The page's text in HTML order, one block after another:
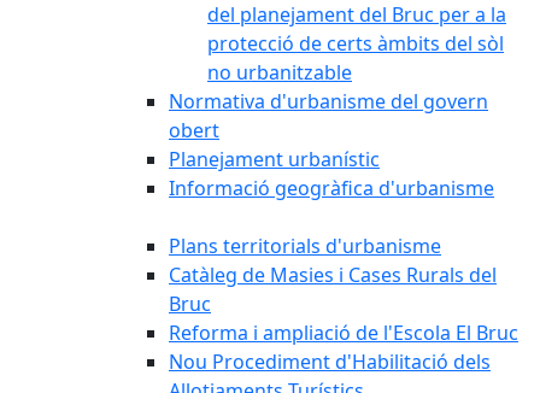
del planejament del Bruc per a la
protecció de certs àmbits del sòl
no urbanitzable
Normativa d'urbanisme del govern
obert
Planejament urbanístic
Informació geogràfica d'urbanisme
Plans territorials d'urbanisme
Catàleg de Masies i Cases Rurals del
Bruc
Reforma i ampliació de l'Escola El Bruc
Nou Procediment d'Habilitació dels